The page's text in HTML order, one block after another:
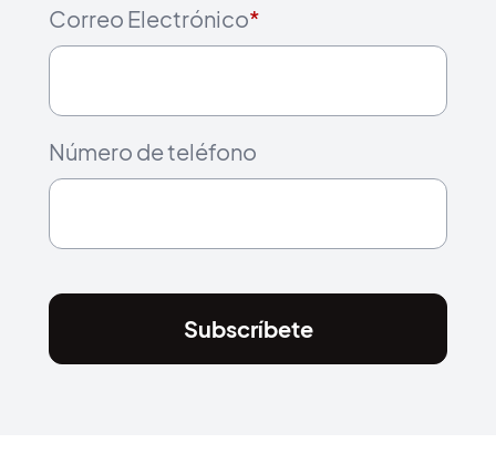
Correo Electrónico*
Número de teléfono
Subscríbete